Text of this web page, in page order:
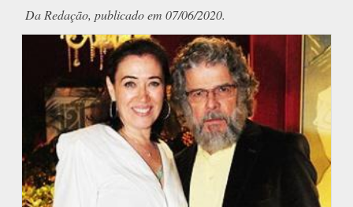
Da Redação, publicado em 07/06/2020.